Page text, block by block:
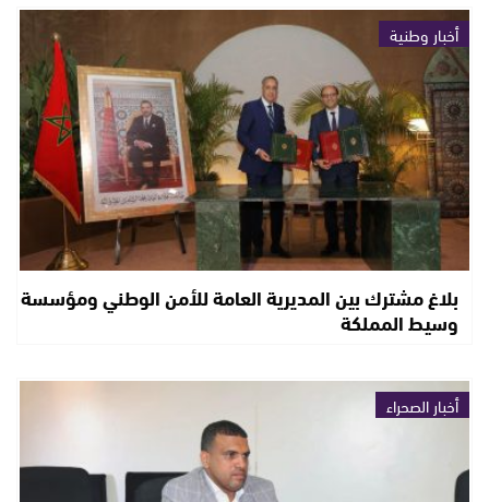
أخبار وطنية
بلاغ مشترك بين المديرية العامة للأمن الوطني ومؤسسة
وسيط المملكة
أخبار الصحراء